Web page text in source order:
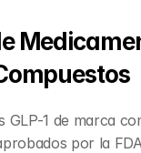
GLP-1 de marca
por la